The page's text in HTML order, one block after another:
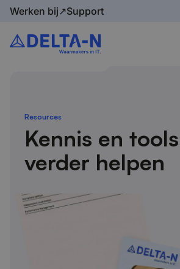
Werken bij↗Support
Home Resources
Resources
Kennis en
verder helpen